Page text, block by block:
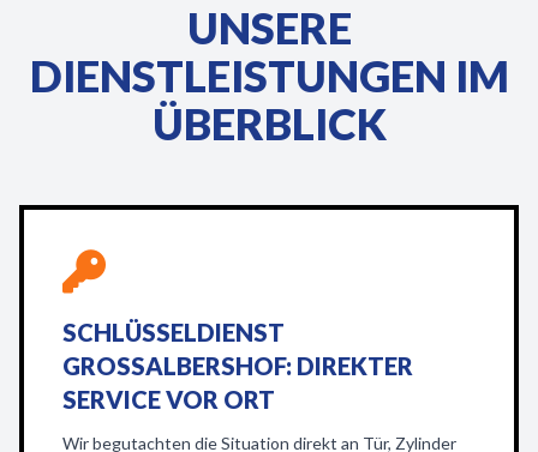
UNSERE
DIENSTLEISTUNGEN IM
ÜBERBLICK
SCHLÜSSELDIENST
GROSSALBERSHOF: DIREKTER S
ERVICE VOR ORT
Wir begutachten die Situation direkt an Tür, Zylinder